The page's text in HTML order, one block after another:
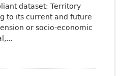
dataset: Territory
to its current and future
or socio-economic